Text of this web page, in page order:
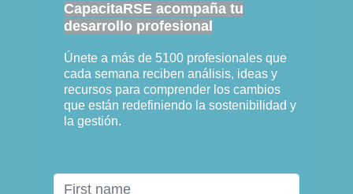
CapacitaRSE acompaña tu
desarrollo profesional
Únete a más de 5100 profesionales que
cada semana reciben análisis, ideas y
recursos para comprender los cambios
que están redefiniendo la sostenibilidad y
la gestión.